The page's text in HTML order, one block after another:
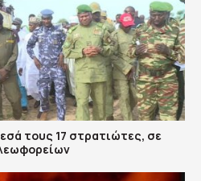
τους 17 στρατιώτες, σε